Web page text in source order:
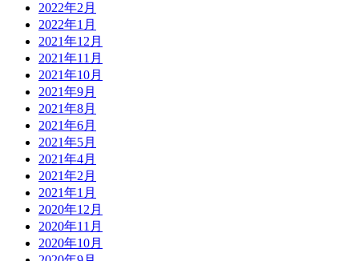
2022年2月
2022年1月
2021年12月
2021年11月
2021年10月
2021年9月
2021年8月
2021年6月
2021年5月
2021年4月
2021年2月
2021年1月
2020年12月
2020年11月
2020年10月